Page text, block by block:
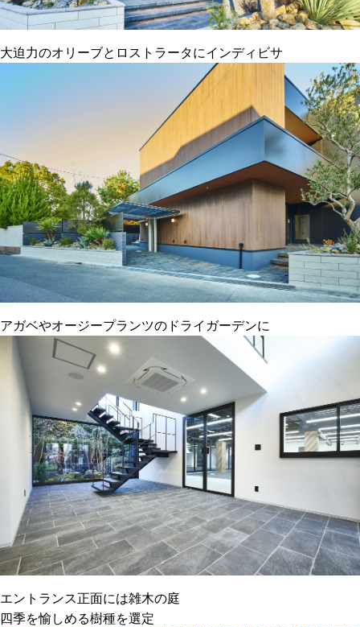
大迫力のオリーブとロストラータにインディビサ
アガベやオージープランツのドライガーデンに
エントランス正面には雑木の庭
四季を愉しめる樹種を選定